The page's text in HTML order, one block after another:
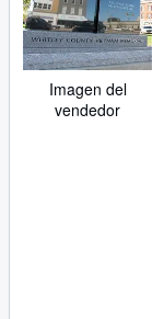
Imagen del
vendedor